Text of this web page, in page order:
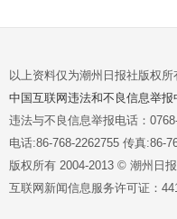
以上资料仅为潮州日报社版权
中国互联网违法和不良信息举报
违法与不良信息举报电话：
电话:86-768-2262755 传真:86-
版权所有 2004-2013 © 潮州日
互联网新闻信息服务许可证：